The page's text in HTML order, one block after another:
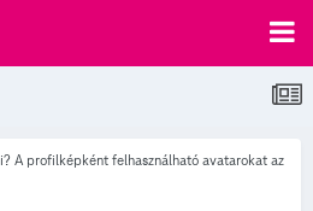
A profilképként felhasználható avatarokat az